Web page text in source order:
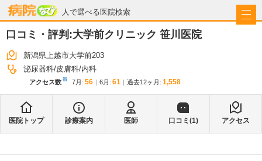
人で選べる医院検索
病院なび
口コミ・評判:大学前クリニック 笹川医院
新潟県上越市大学前203
泌尿器科 皮膚科 内科
アクセス数※ 7月 : 56 6月 : 61 過去12ヶ月: 1,558
医院トップ 診療案内 医師 口コミ(1) アクセス